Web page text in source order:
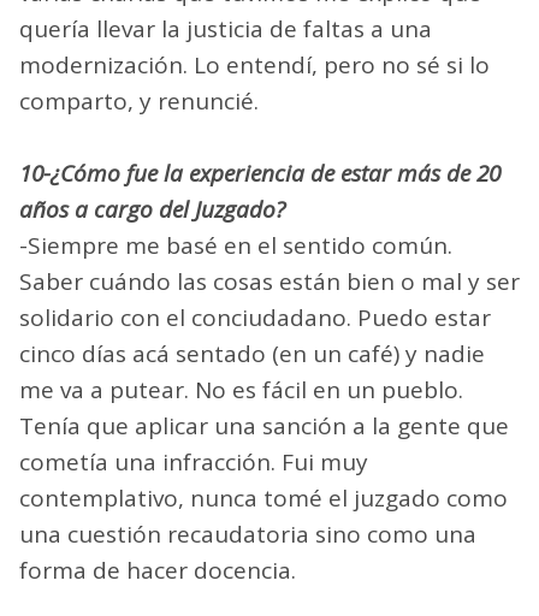
quería llevar la justicia de faltas a una
modernización. Lo entendí, pero no sé si lo
comparto, y renuncié.
10-¿Cómo fue la experiencia de estar más de 20
años a cargo del Juzgado?
-Siempre me basé en el sentido común.
Saber cuándo las cosas están bien o mal y ser
solidario con el conciudadano. Puedo estar
cinco días acá sentado (en un café) y nadie
me va a putear. No es fácil en un pueblo.
Tenía que aplicar una sanción a la gente que
cometía una infracción. Fui muy
contemplativo, nunca tomé el juzgado como
una cuestión recaudatoria sino como una
forma de hacer docencia.